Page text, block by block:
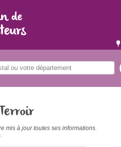
mis à jour toutes ses informations.